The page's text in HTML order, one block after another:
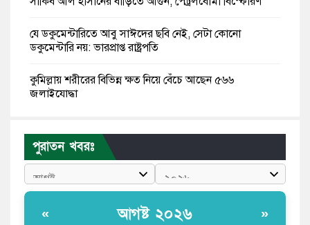
যে ডকুমেন্টারিতে আবু সাঈদের ছবি নেই, সেটা কোনো
ডকুমেন্টারি নয়: ভারপ্রাপ্ত রাষ্ট্রপতি
কুমিল্লায় শরীরের বিভিন্ন ক্ষত নিয়ে বেঁচে আছেন ৫৬৬
জুলাইযোদ্ধা
পাটওয়ারী
শেখ হাসিনাকে আর রাখতে চাচ্ছে না ভারত: আসিফ মাহমুদ
জুলাই কোনো শ্রেণি বা গোষ্ঠীর নয়, এটি সর্বস্তরের মানুষের: ড.
ইউনূস
পুরাতন খবরঃ
« আগষ্ট ২০২৬ »